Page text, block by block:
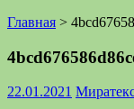
Главная >
22.01.2021